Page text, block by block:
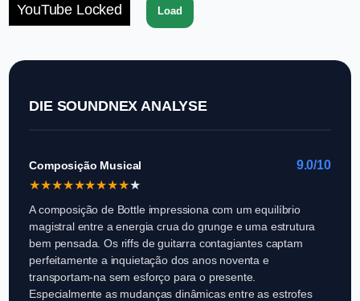
YouTube Locked Load
DIE SOUNDNEX ANALYSE
Composição Musical
9.0/10
★★★★★★★★★★
A composição de Bottle impressiona com um equilíbrio
magistral entre a energia crua do grunge e uma estrutura
bem pensada. Os riffs de guitarra contagiantes captam
perfeitamente a inquietação dos anos noventa e
transportam-na sem esforço para o presente.
Especialmente as mudanças dinâmicas entre as estrofes